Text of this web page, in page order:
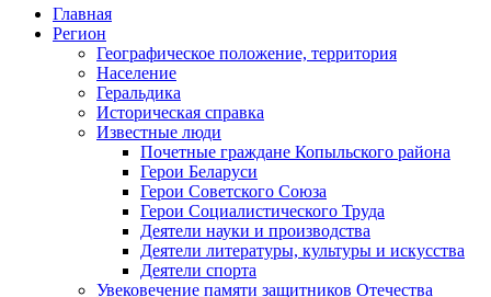
Главная
Регион
Географическое положение, территория
Население
Геральдика
Историческая справка
Известные люди
Почетные граждане Копыльского района
Герои Беларуси
Герои Советского Союза
Герои Социалистического Труда
Деятели науки и производства
Деятели литературы, культуры и искусства
Деятели спорта
Увековечение памяти защитников Отечества